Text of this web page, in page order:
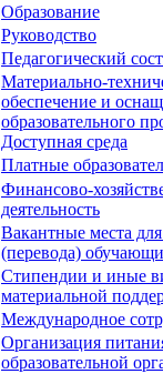
Образование
Руководство
Педагогический
Материально-
обеспечение и
образовательного
Доступная среда
Платные
Финансово-
деятельность
Вакантные места
(перевода)
Стипендии и иные
материальной
Международное
Организация
образовательной